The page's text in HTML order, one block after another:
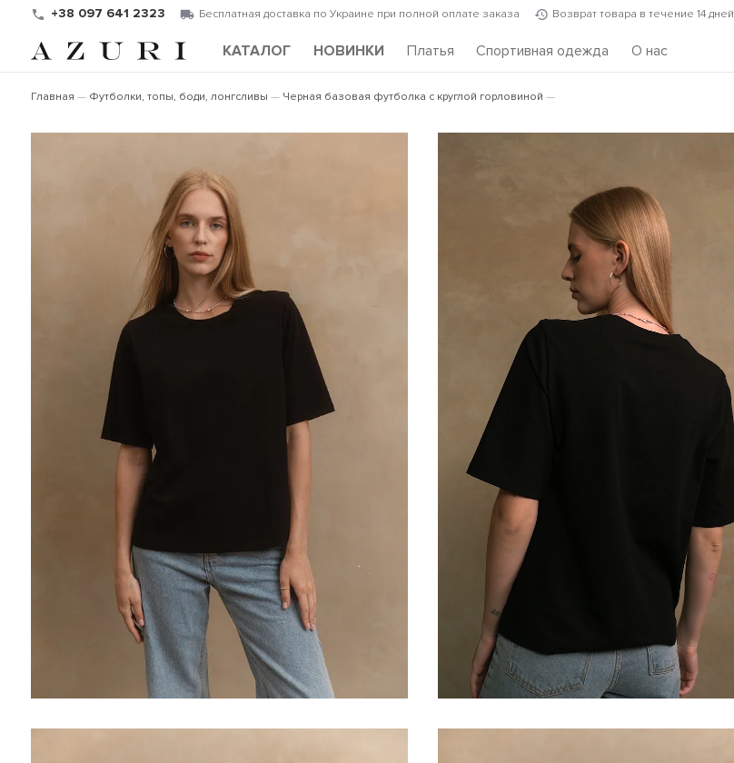
+38 097 641 2323 Бесплатная доставка по Украине при полной оплате заказа Возврат товара в течение 14 дней
КАТАЛОГ НОВИНКИ Платья Спортивная одежда О нас
Главная Футболки, топы, боди, лонгсливы Черная базовая футболка с круглой горловиной